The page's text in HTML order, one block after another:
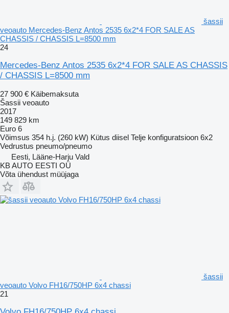
šassii
veoauto Mercedes-Benz Antos 2535 6x2*4 FOR SALE AS
CHASSIS / CHASSIS L=8500 mm
24
Mercedes-Benz Antos 2535 6x2*4 FOR SALE AS CHASSIS
/ CHASSIS L=8500 mm
27 900 € Käibemaksuta
Šassii veoauto
2017
149 829 km
Euro 6
Võimsus 354 h.j. (260 kW) Kütus diisel Telje konfiguratsioon 6x2
Vedrustus pneumo/pneumo
Eesti, Lääne-Harju Vald
KB AUTO EESTI OÜ
Võta ühendust müüjaga
šassii
veoauto Volvo FH16/750HP 6x4 chassi
21